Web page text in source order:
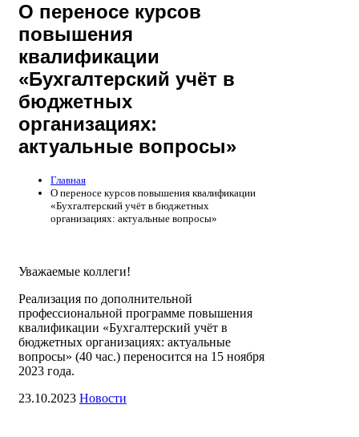
О переносе курсов
повышения
квалификации
«Бухгалтерский учёт в
бюджетных
организациях:
актуальные вопросы»
Главная
О переносе курсов повышения квалификации
«Бухгалтерский учёт в бюджетных
организациях: актуальные вопросы»
Уважаемые коллеги!
Реализация по дополнительной
профессиональной программе повышения
квалификации «Бухгалтерский учёт в
бюджетных организациях: актуальные
вопросы» (40 час.) переносится на 15 ноября
2023 года.
23.10.2023 Новости